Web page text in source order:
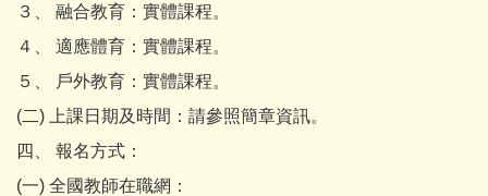
３、 融合教育：實體課程。
４、 適應體育：實體課程。
５、 戶外教育：實體課程。
(二) 上課日期及時間：請參照簡章資訊。
四、 報名方式：
(一) 全國教師在職網：